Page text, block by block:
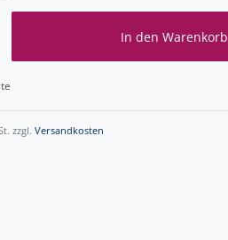
In den Warenkorb
zzgl. Versandkosten